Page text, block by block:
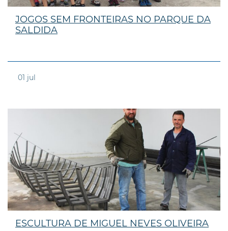
JOGOS SEM FRONTEIRAS NO PARQUE DA
SALDIDA
01 jul
ESCULTURA DE MIGUEL NEVES OLIVEIRA